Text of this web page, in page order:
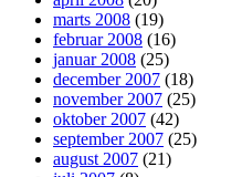
marts 2008 (19)
februar 2008 (16)
januar 2008 (25)
december 2007 (18)
november 2007 (25)
oktober 2007 (42)
september 2007 (25)
august 2007 (21)